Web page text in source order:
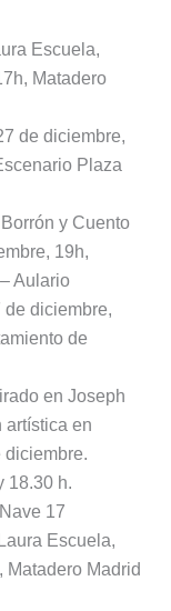
Escuela,
Matadero
de diciembre,
Plaza
y Cuento
19h,
Aulario
diciembre,
de
en Joseph
artística en
diciembre.
18.30 h.
17
Escuela,
Matadero Madrid